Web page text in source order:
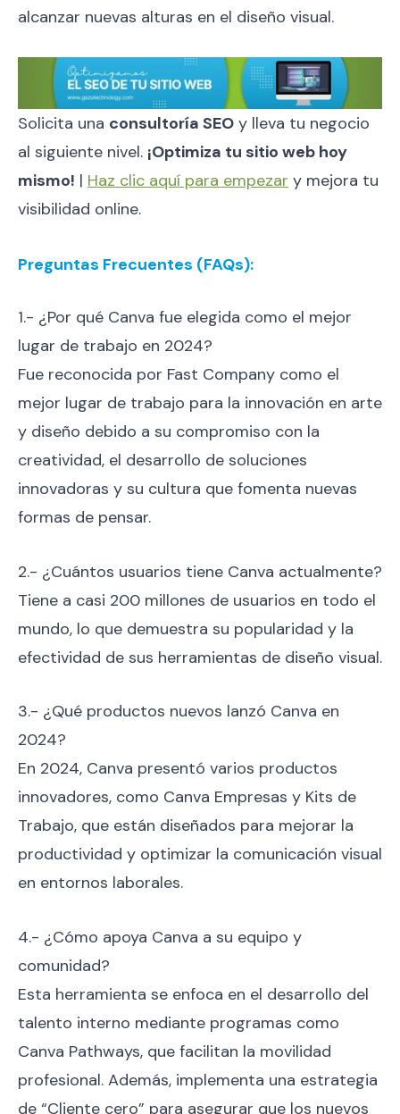
alcanzar nuevas alturas en el diseño visual.
Solicita una consultoría SEO y lleva tu negocio
al siguiente nivel. ¡Optimiza tu sitio web hoy
mismo! | Haz clic aquí para empezar y mejora tu
visibilidad online.
Preguntas Frecuentes (FAQs):
1.- ¿Por qué Canva fue elegida como el mejor
lugar de trabajo en 2024?
Fue reconocida por Fast Company como el
mejor lugar de trabajo para la innovación en arte
y diseño debido a su compromiso con la
creatividad, el desarrollo de soluciones
innovadoras y su cultura que fomenta nuevas
formas de pensar.
2.- ¿Cuántos usuarios tiene Canva actualmente?
Tiene a casi 200 millones de usuarios en todo el
mundo, lo que demuestra su popularidad y la
efectividad de sus herramientas de diseño visual.
3.- ¿Qué productos nuevos lanzó Canva en
2024?
En 2024, Canva presentó varios productos
innovadores, como Canva Empresas y Kits de
Trabajo, que están diseñados para mejorar la
productividad y optimizar la comunicación visual
en entornos laborales.
4.- ¿Cómo apoya Canva a su equipo y
comunidad?
Esta herramienta se enfoca en el desarrollo del
talento interno mediante programas como
Canva Pathways, que facilitan la movilidad
profesional. Además, implementa una estrategia
de “Cliente cero” para asegurar que los nuevos